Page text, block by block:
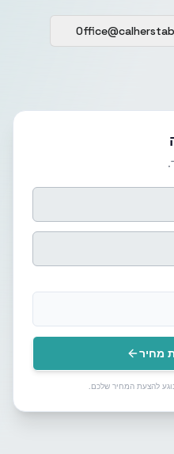
מחיר
להצעת המחיר שלכם.